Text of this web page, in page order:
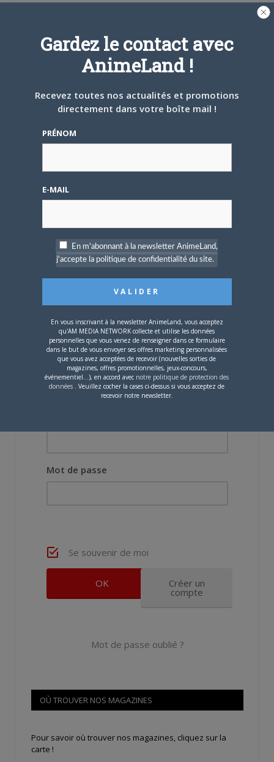
0
Une nouvelle série TV
Digimon en préparation
pour 2027
projet, il était déjà
demandé de suivre au
originel.»
commentaire.
Mot de passe
Se souvenir de moi
Créer un
compte
Mot de passe oublié ?
OÙ TROUVER NOS MAGAZINES
Pour savoir où trouver nos magazines, cliquez sur la
carte !
Gardez le contact avec
AnimeLand !
Recevez toutes nos actualités et promotions
directement dans votre boîte mail !
PRÉNOM
E-MAIL
En m'abonnant à la newsletter AnimeLand,
j'accepte la politique de confidentialité du site.
En vous inscrivant à la newsletter AnimeLand, vous acceptez
qu'AM MEDIA NETWORK collecte et utilise les données
personnelles que vous venez de renseigner dans ce formulaire
dans le but de vous envoyer ses offres marketing personnalisées
que vous avez acceptées de recevoir (nouvelles sorties de
magazines, offres promotionnelles, jeux-concours,
événementiel...), en accord avec notre politique de protection des
données . Veuillez cocher la cases ci-dessus si vous acceptez de
recevoir notre newsletter.